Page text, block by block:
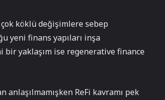
köklü değişimlere sebep
yeni finans yapıları inşa
yaklaşım ise regenerative finance
ReFi kavramı pek